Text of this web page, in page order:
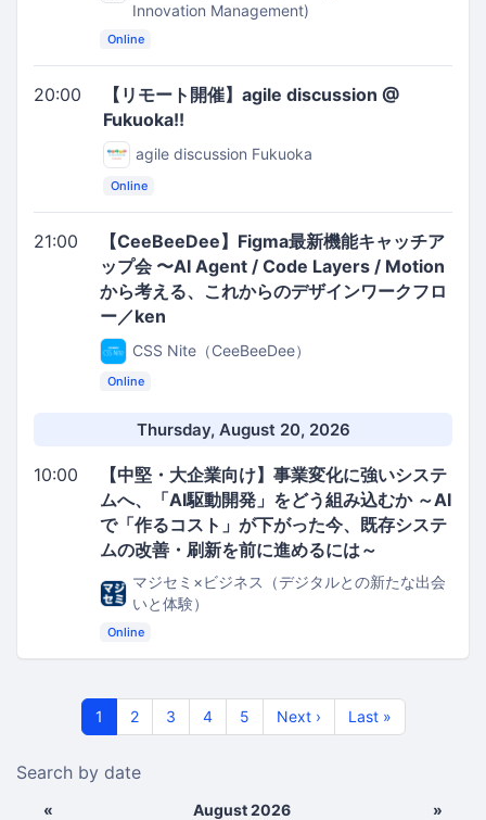
Innovation Management)
Online
20:00
【リモート開催】agile discussion @
Fukuoka!!
agile discussion Fukuoka
Online
21:00
【CeeBeeDee】Figma最新機能キャッチア
ップ会 〜AI Agent / Code Layers / Motion
から考える、これからのデザインワークフロ
ー／ken
CSS Nite（CeeBeeDee）
Online
Thursday, August 20, 2026
10:00
【中堅・大企業向け】事業変化に強いシステ
ムへ、「AI駆動開発」をどう組み込むか ～AI
で「作るコスト」が下がった今、既存システ
ムの改善・刷新を前に進めるには～
マジセミ×ビジネス（デジタルとの新たな出会
いと体験）
Online
1 2 3 4 5 Next › Last »
Search by date
« August 2026
»